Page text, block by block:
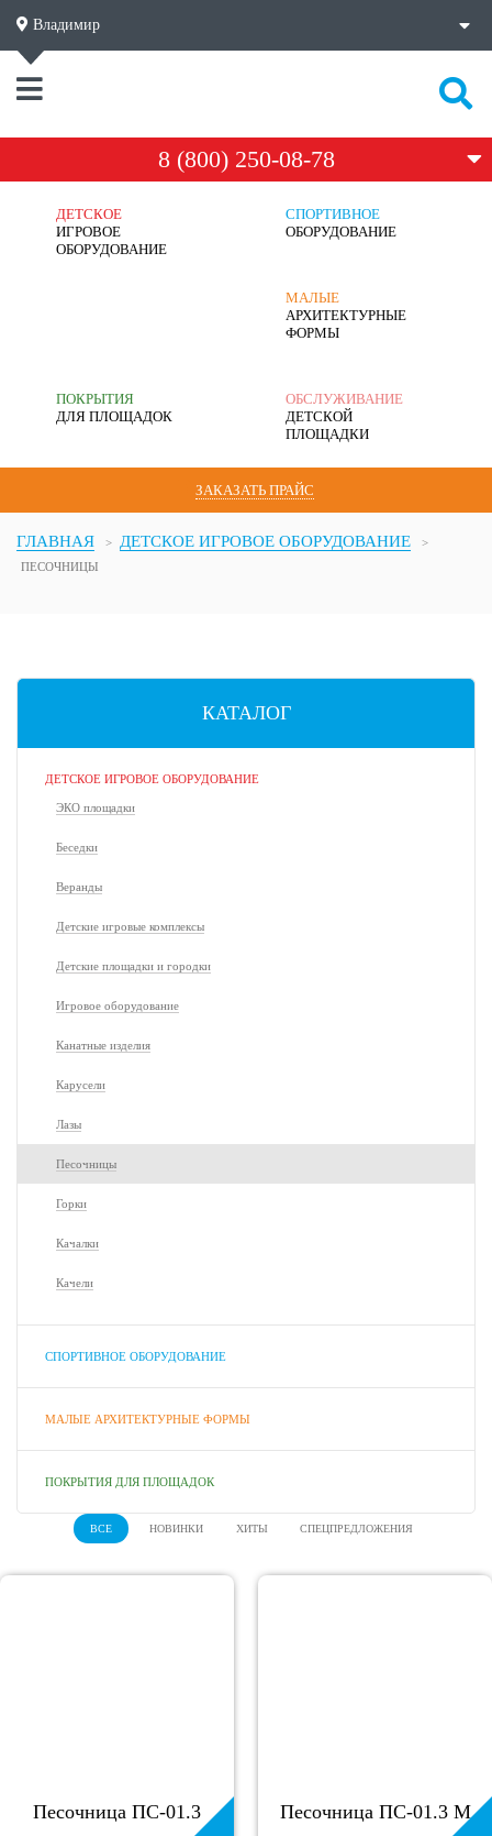
Владимир
8 (800) 250-08-78
ДЕТСКОЕ
ИГРОВОЕ
ОБОРУДОВАНИЕ
СПОРТИВНОЕ
ОБОРУДОВАНИЕ
МАЛЫЕ
АРХИТЕКТУРНЫЕ
ФОРМЫ
ПОКРЫТИЯ
ДЛЯ ПЛОЩАДОК
ОБСЛУЖИВАНИЕ
ДЕТСКОЙ
ПЛОЩАДКИ
ЗАКАЗАТЬ ПРАЙС
ГЛАВНАЯ ДЕТСКОЕ ИГРОВОЕ ОБОРУДОВАНИЕ
ПЕСОЧНИЦЫ
КАТАЛОГ
ДЕТСКОЕ ИГРОВОЕ ОБОРУДОВАНИЕ
ЭКО площадки
Беседки
Веранды
Детские игровые комплексы
Детские площадки и городки
Игровое оборудование
Канатные изделия
Карусели
Лазы
Песочницы
Горки
Качалки
Качели
СПОРТИВНОЕ ОБОРУДОВАНИЕ
МАЛЫЕ АРХИТЕКТУРНЫЕ ФОРМЫ
ПОКРЫТИЯ ДЛЯ ПЛОЩАДОК
ВСЕ НОВИНКИ ХИТЫ СПЕЦПРЕДЛОЖЕНИЯ
Песочница ПС-01.3 Песочница ПС-01.3 М